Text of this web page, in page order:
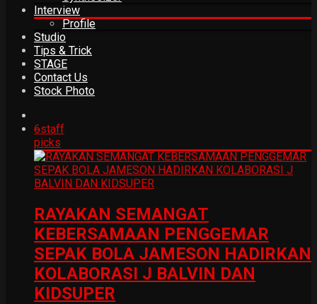
Interview
Profile
Studio
Tips & Trick
STAGE
Contact Us
Stock Photo
6staff
picks
RAYAKAN SEMANGAT
KEBERSAMAAN PENGGEMAR
SEPAK BOLA JAMESON HADIRKAN
KOLABORASI J BALVIN DAN
KIDSUPER